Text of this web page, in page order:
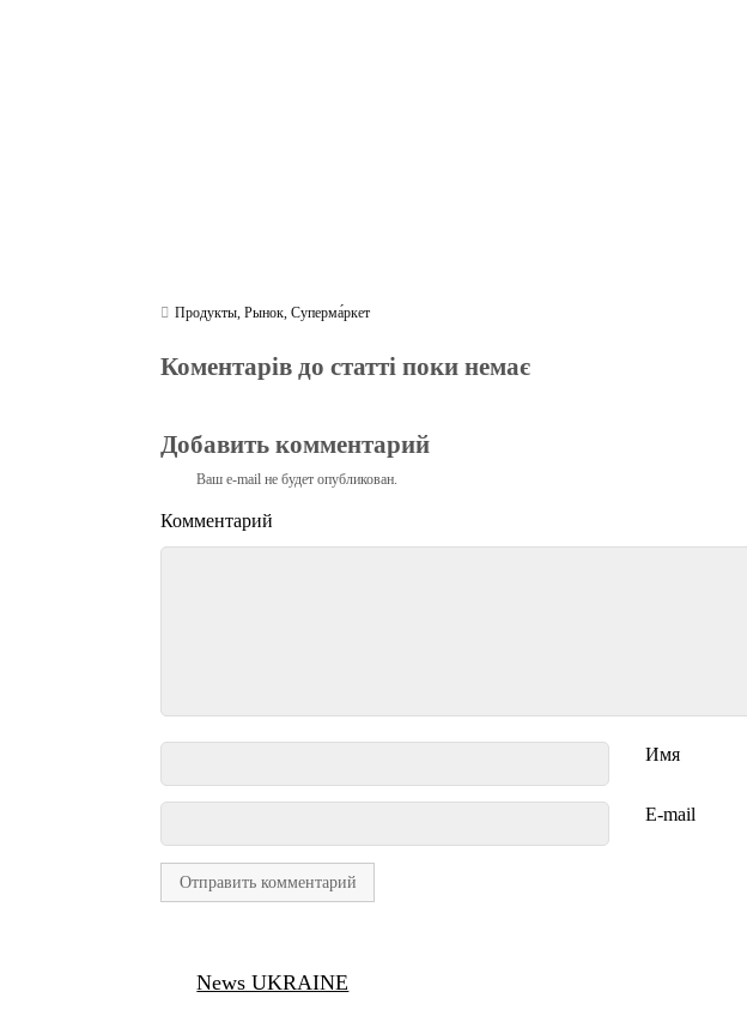
Продукты,Рынок,Суперма́ркет
Коментарів до статті поки немає
Добавить комментарий
Ваш e-mail не будет опубликован.
Комментарий
Имя
E-mail
News UKRAINE